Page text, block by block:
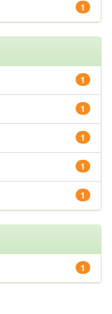
1
1
1
1
1
1
1